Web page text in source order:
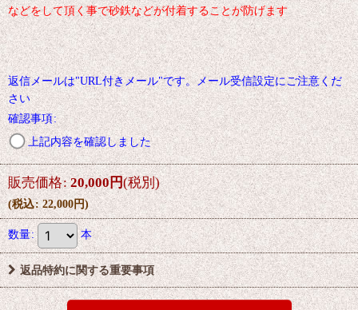
などをして頂く事で砂鉄などが付着することが防げます
返信メールは"URL付きメール"です。メール受信設定にご注意くだ
さい
確認事項:
上記内容を確認しました
販売価格: 20,000円(税別)
(税込: 22,000円)
数量: 本
返品特約に関する重要事項